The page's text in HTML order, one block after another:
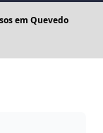
em Quevedo